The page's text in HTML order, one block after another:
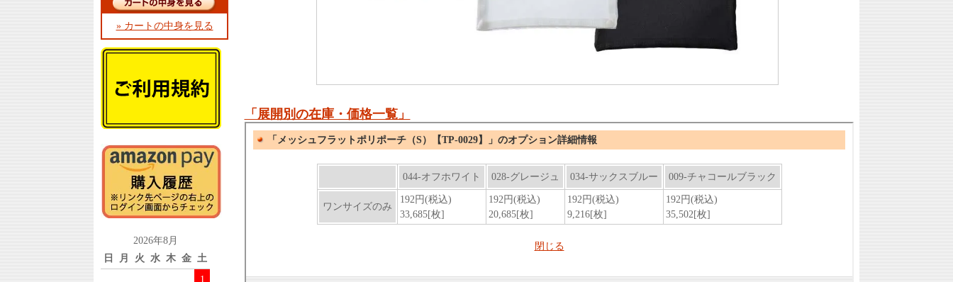
» カートの中身を見る
2026年8月
日
月 火 水 木 金 土
1
「展開別の在庫・価格一覧」